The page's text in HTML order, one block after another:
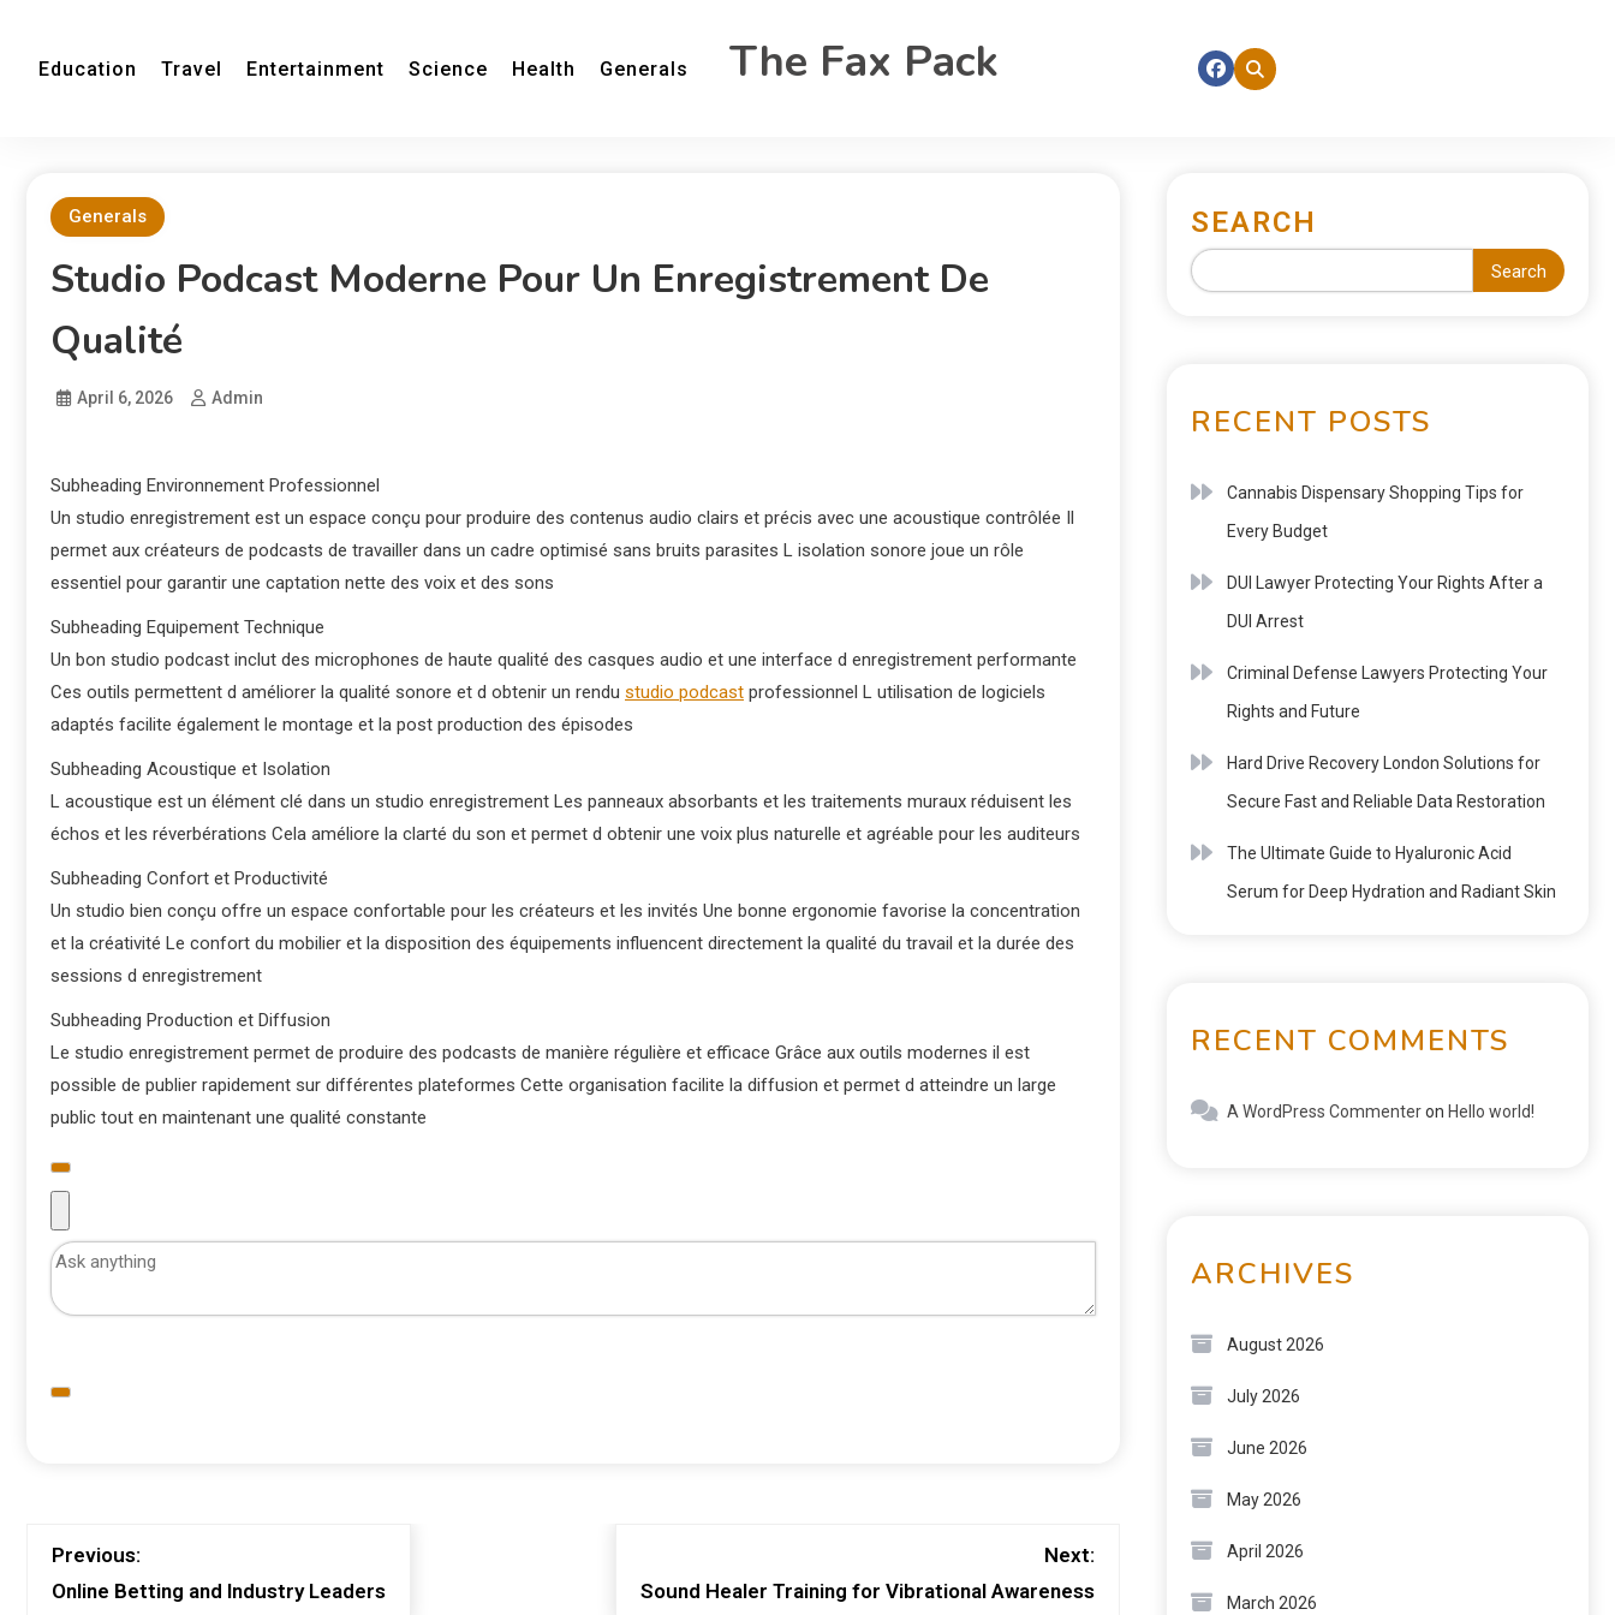
Education Travel Entertainment Science Health Generals The Fax Pack
Generals
Studio Podcast Moderne Pour Un Enregistrement De
Qualité
April 6, 2026 Admin
Subheading Environnement Professionnel
Un studio enregistrement est un espace conçu pour produire des contenus audio clairs et précis avec une acoustique contrôlée Il
permet aux créateurs de podcasts de travailler dans un cadre optimisé sans bruits parasites L isolation sonore joue un rôle
essentiel pour garantir une captation nette des voix et des sons
Subheading Equipement Technique
Un bon studio podcast inclut des microphones de haute qualité des casques audio et une interface d enregistrement performante
Ces outils permettent d améliorer la qualité sonore et d obtenir un rendu studio podcast professionnel L utilisation de logiciels
adaptés facilite également le montage et la post production des épisodes
Subheading Acoustique et Isolation
L acoustique est un élément clé dans un studio enregistrement Les panneaux absorbants et les traitements muraux réduisent les
échos et les réverbérations Cela améliore la clarté du son et permet d obtenir une voix plus naturelle et agréable pour les auditeurs
Subheading Confort et Productivité
Un studio bien conçu offre un espace confortable pour les créateurs et les invités Une bonne ergonomie favorise la concentration
et la créativité Le confort du mobilier et la disposition des équipements influencent directement la qualité du travail et la durée des
sessions d enregistrement
Subheading Production et Diffusion
Le studio enregistrement permet de produire des podcasts de manière régulière et efficace Grâce aux outils modernes il est
possible de publier rapidement sur différentes plateformes Cette organisation facilite la diffusion et permet d atteindre un large
public tout en maintenant une qualité constante
Previous:
Online Betting and Industry Leaders
Next:
Sound Healer Training for Vibrational Awareness
SEARCH
Search
RECENT POSTS
Cannabis Dispensary Shopping Tips for
Every Budget
DUI Lawyer Protecting Your Rights After a
DUI Arrest
Criminal Defense Lawyers Protecting Your
Rights and Future
Hard Drive Recovery London Solutions for
Secure Fast and Reliable Data Restoration
The Ultimate Guide to Hyaluronic Acid
Serum for Deep Hydration and Radiant Skin
RECENT COMMENTS
A WordPress Commenteron Hello world!
ARCHIVES
August 2026
July 2026
June 2026
May 2026
April 2026
March 2026